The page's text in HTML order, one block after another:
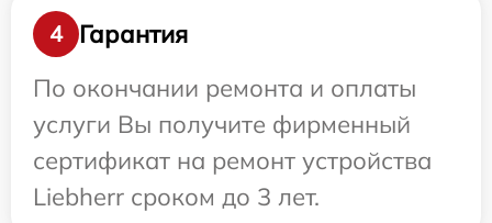
4
Гарантия
По окончании ремонта и оплаты
услуги Вы получите фирменный
сертификат на ремонт устройства
Liebherr сроком до 3 лет.